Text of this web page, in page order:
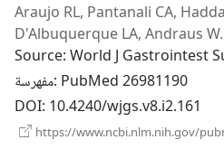
Araujo RL, Pantanali CA,
D'Albuquerque LA, Andraus W.
Source‎: World J Gastrointest
مفهرسة‎: PubMed 26981190
DOI‎: 10.4240/wjgs.v8.i2.161
https://www.ncbi.nlm.nih.gov/